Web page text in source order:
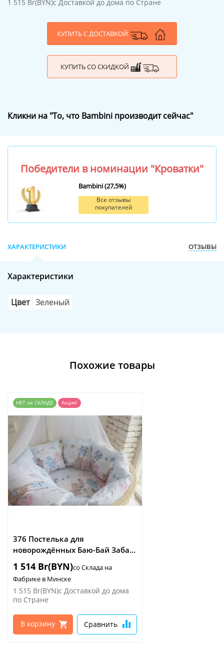
1 515 Br(BYN)с Доставкой до дома по Стране
КУПИТЬ С ДОСТАВКОЙ
КУПИТЬ СО СКИДКОЙ
Кликни на "То, что Bambini производит сейчас"
Победители в номинации "Кроватки"
Bambini (27,5%)
Все отзывы
покупателей
ХАРАКТЕРИСТИКИ ОТЗЫВЫ
Характеристики
Цвет Зеленый
Похожие товары
НЕТ на СКЛАДЕ Акция!
376 Постелька для
новорождённых Баю-Бай Заба...
1 514 Br(BYN)со Склада на
Фабрике в Минске
1 515 Br(BYN)с Доставкой до дома
по Стране
В корзину Сравнить